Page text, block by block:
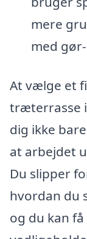
mere
med
At vælge et
træterrasse
dig ikke
at arbejdet
Du slipper
hvordan du
og du kan